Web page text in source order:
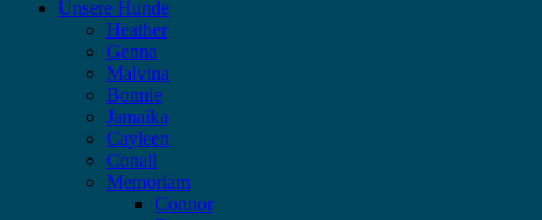
Unsere Hunde
Heather
Genna
Malvina
Bonnie
Jamaika
Cayleen
Conall
Memoriam
Connor